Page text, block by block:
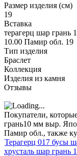
Размер изделия (см)
19
Вставка
терагерц шар грань
10.00 Памир обл. 19
Тип изделия
Браслет
Коллекция
Изделия из камня
Отзывы
Покупатели,
грань10 мм выр.
Памир обл., также
Терагерц 017 бусы
хрусталь шар грань